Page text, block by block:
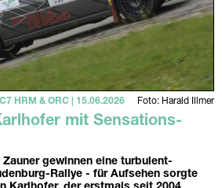
Foto: Harald Illmer
HRM & ORC | 15.06.2026
mit Sensations-
Zauner gewinnen eine turbulent-
Rallye - für Aufsehen sorgte